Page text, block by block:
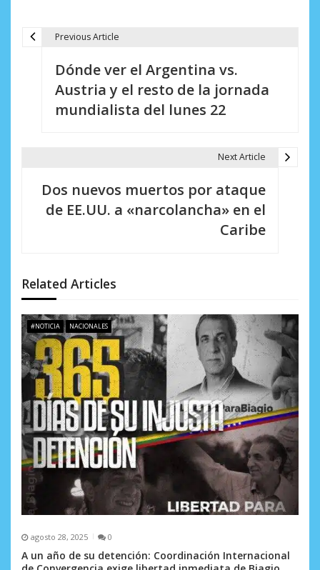
n
d
e
e
n
t
r
a
d
a
s
Previous Article
Dónde ver el Argentina vs.
Austria y el resto de la jornada
mundialista del lunes 22
Next Article
Dos nuevos muertos por ataque
de EE.UU. a «narcolancha» en el
Caribe
Related Articles
#NOTICIA NACIONALES
agosto 28, 2025 0
A un año de su detención: Coordinación Internacional